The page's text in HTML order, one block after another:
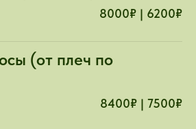
8000₽ | 6200₽
(от плеч по
8400₽ | 7500₽